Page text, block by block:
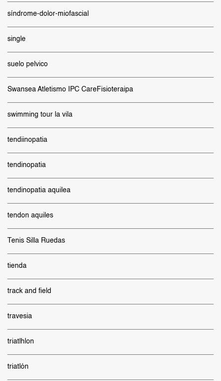
síndrome-dolor-miofascial
single
suelo pelvico
Swansea Atletismo IPC CareFisioteraipa
swimming tour la vila
tendiinopatia
tendinopatia
tendinopatia aquilea
tendon aquiles
Tenis Silla Ruedas
tienda
track and field
travesia
triatlhlon
triatlón